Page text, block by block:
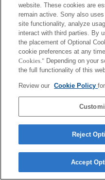
Terms of Use Contact Us
website. These cookies are
remain active. Sony also
site functionality, analyze
interact with third parties. By
the placement of Optional
cookie preferences at any
Cookies." Depending on your
the full functionality of this
Review our Cookie Policy
Reject
Accept